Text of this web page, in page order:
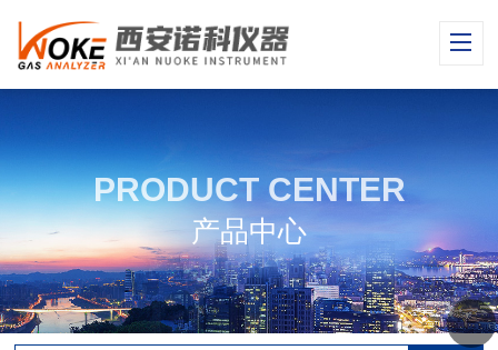
PRODUCT CENTER
产品中心